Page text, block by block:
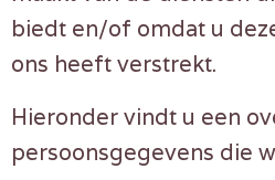
biedt en/of omdat u
ons heeft verstrekt.
Hieronder vindt u een
persoonsgegevens die